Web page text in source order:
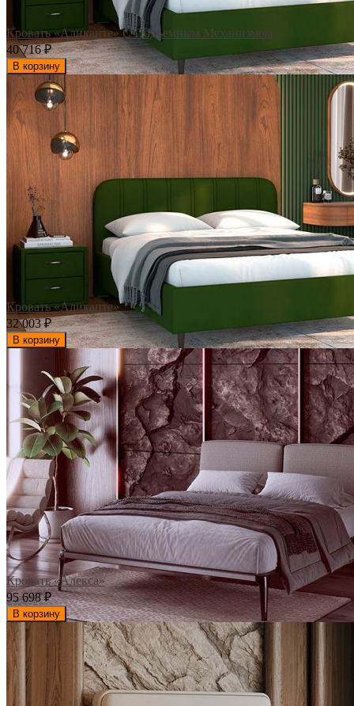
Кровать «Аликанте» С Подъемным Механизмом
40 716₽
В корзину
Кровать «Аликанте»
32 003₽
В корзину
Кровать «Алекса»
95 698₽
В корзину